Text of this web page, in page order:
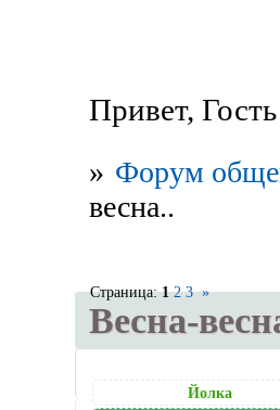
Привет,
» Форум
весна..
Весна-
Страница:1 2 3 »
Йолка